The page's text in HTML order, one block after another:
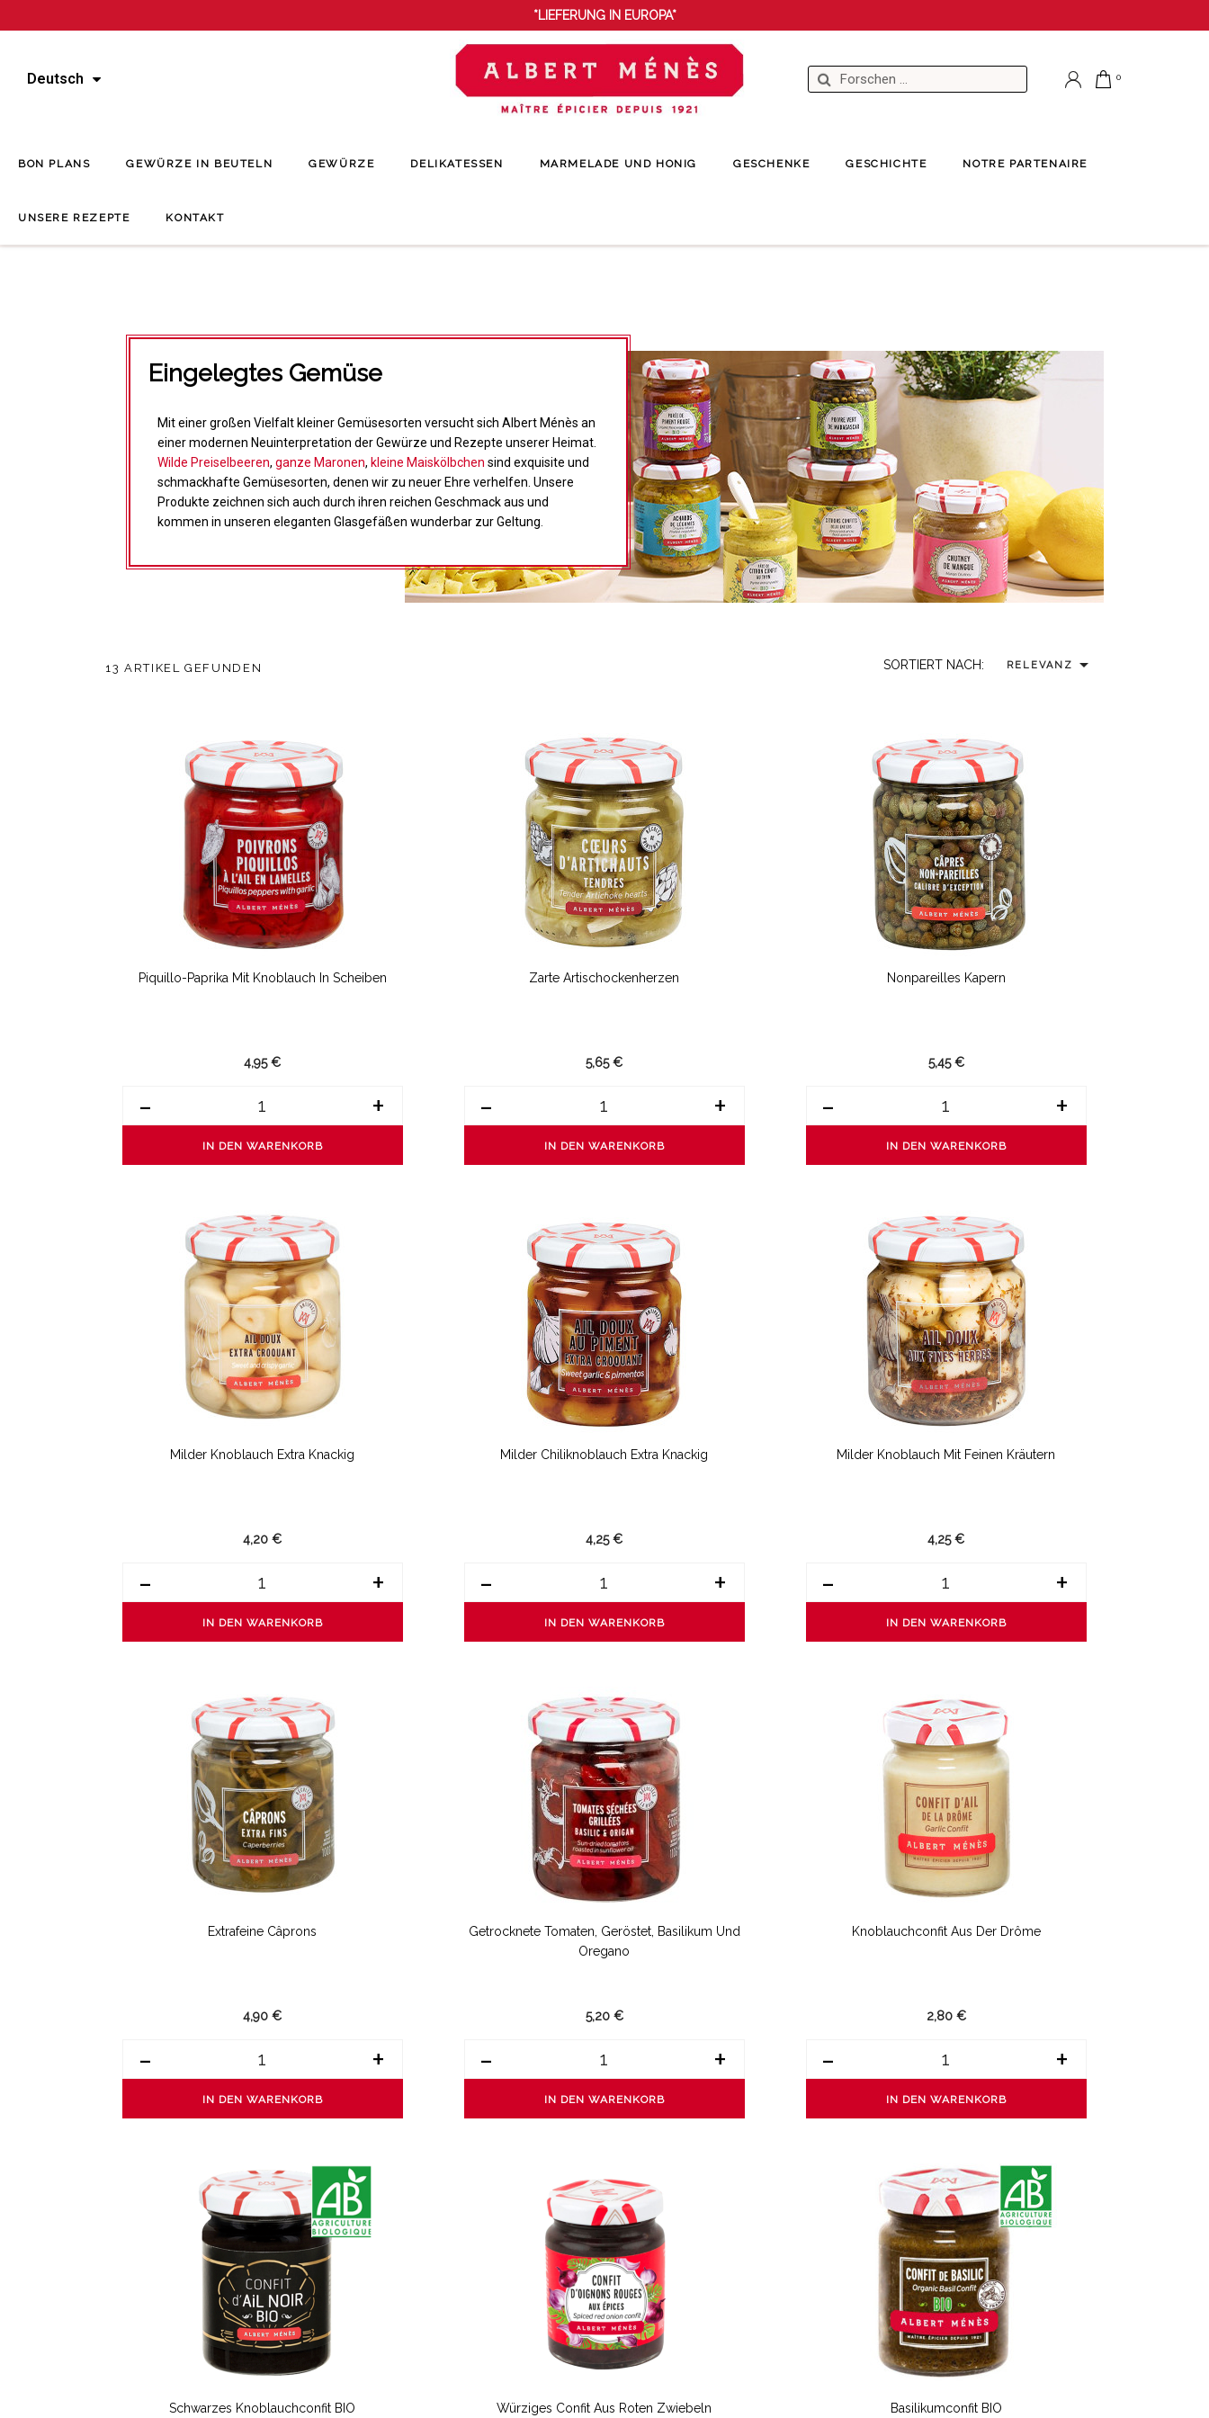
*LIEFERUNG IN EUROPA*
Deutsch
BON PLANS GEWÜRZE IN BEUTELN GEWÜRZE DELIKATESSEN MARMELADE UND HONIG GESCHENKE GESCHICHTE NOTRE PARTENAIRE
UNSERE REZEPTE KONTAKT
Eingelegtes Gemüse
Mit einer großen Vielfalt kleiner Gemüsesorten versucht sich Albert Ménès an
einer modernen Neuinterpretation der Gewürze und Rezepte unserer Heimat.
Wilde Preiselbeeren, ganze Maronen, kleine Maiskölbchen sind exquisite und
schmackhafte Gemüsesorten, denen wir zu neuer Ehre verhelfen. Unsere
Produkte zeichnen sich auch durch ihren reichen Geschmack aus und
kommen in unseren eleganten Glasgefäßen wunderbar zur Geltung
13 ARTIKEL GEFUNDEN SORTIERT NACH: RELEVANZ 
Piquillo-Paprika Mit Knoblauch In Scheiben
4,95 €
- +
IN DEN WARENKORB
Zarte Artischockenherzen
5,65 €
- +
IN DEN WARENKORB
Nonpareilles Kapern
5,45 €
- +
IN DEN WARENKORB
Milder Knoblauch Extra Knackig
4,20 €
- +
IN DEN WARENKORB
Milder Chiliknoblauch Extra Knackig
4,25 €
- +
IN DEN WARENKORB
Milder Knoblauch Mit Feinen Kräutern
4,25 €
- +
IN DEN WARENKORB
Extrafeine Câprons
4,90 €
- +
IN DEN WARENKORB
Getrocknete Tomaten, Geröstet, Basilikum Und
Oregano
5,20 €
- +
IN DEN WARENKORB
Knoblauchconfit Aus Der Drôme
2,80 €
- +
IN DEN WARENKORB
Schwarzes Knoblauchconfit BIO Würziges Confit Aus Roten Zwiebeln Basilikumconfit BIO